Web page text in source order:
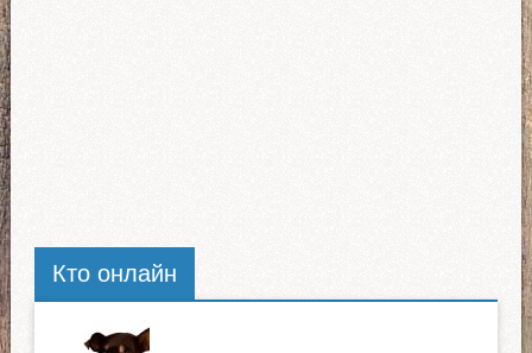
Кто онлайн